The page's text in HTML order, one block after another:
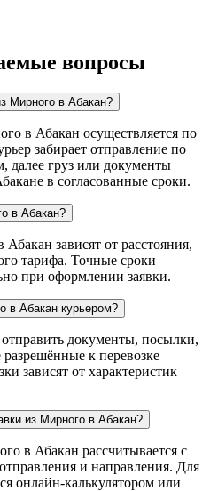
вопросы
Мирного в Абакан?
в Абакан осуществляется по
забирает отправление по
далее груз или документы
в согласованные сроки.
в Абакан?
зависят от расстояния,
тарифа. Точные сроки
при оформлении заявки.
в Абакан курьером?
документы, посылки,
к перевозке
зависят от характеристик
из Мирного в Абакан?
в Абакан рассчитывается с
и направления. Для
онлайн-калькулятором или